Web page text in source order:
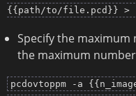
{{path/to/file.pcd}} >
Specify the maximum
the maximum
pcdovtoppm -a